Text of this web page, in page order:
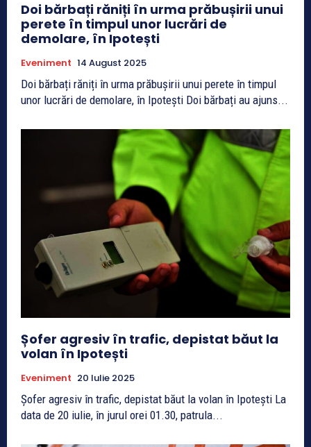
Doi bărbați răniți în urma prăbușirii unui
perete în timpul unor lucrări de
demolare, în Ipotești
Eveniment 14 August 2025
Doi bărbați răniți în urma prăbușirii unui perete în timpul
unor lucrări de demolare, în Ipotești Doi bărbați au ajuns...
Șofer agresiv în trafic, depistat băut la
volan în Ipotești
Eveniment 20 Iulie 2025
Șofer agresiv în trafic, depistat băut la volan în Ipotești La
data de 20 iulie, în jurul orei 01.30, patrula...